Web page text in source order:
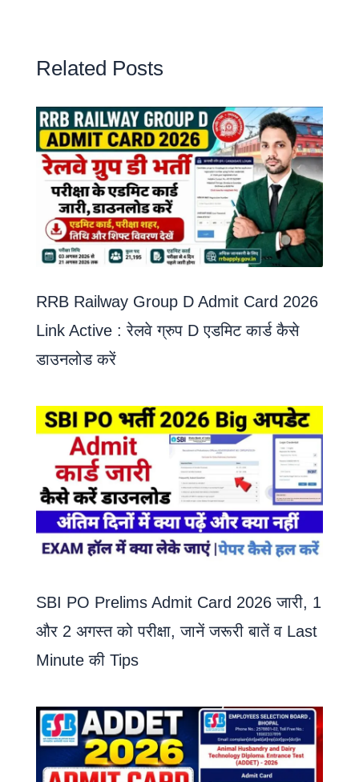
Related Posts
RRB Railway Group D Admit Card 2026
Link Active : रेलवे ग्रुप D एडमिट कार्ड कैसे
डाउनलोड करें
SBI PO Prelims Admit Card 2026 जारी, 1
और 2 अगस्त को परीक्षा, जानें जरूरी बातें व Last
Minute की Tips